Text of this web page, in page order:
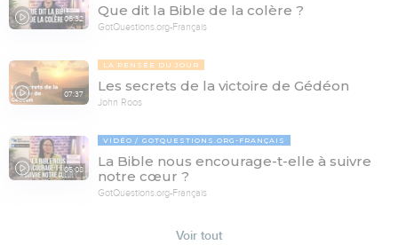
06:32
Que dit la Bible de la colère ?
GotQuestions.org-Français
07:37
LA PENSÉE DU JOUR
Les secrets de la victoire de Gédéon
John Roos
05:08
VIDÉO GOTQUESTIONS.ORG-FRANÇAIS
La Bible nous encourage-t-elle à suivre
notre cœur ?
GotQuestions.org-Français
Voir tout